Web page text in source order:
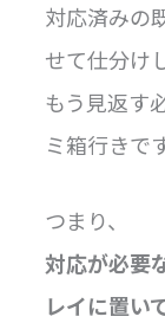
対応済みの
せて仕分け
もう見返す
ミ箱行きです
つまり、
対応が必
レイに置い